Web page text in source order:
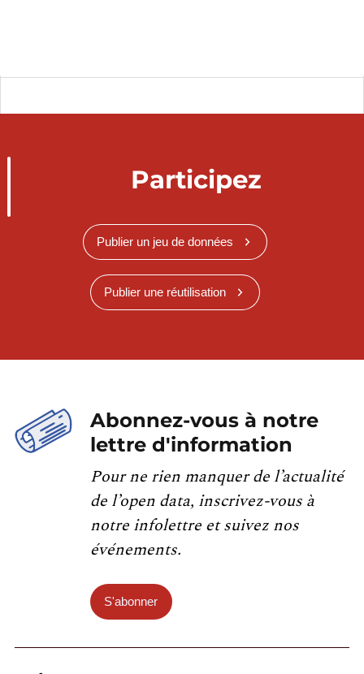
Participez
Publier un jeu de données
Publier une réutilisation
Abonnez-vous à notre
lettre d'information
Pour ne rien manquer de l’actualité
de l’open data, inscrivez-vous à
notre infolettre et suivez nos
événements.
S'abonner